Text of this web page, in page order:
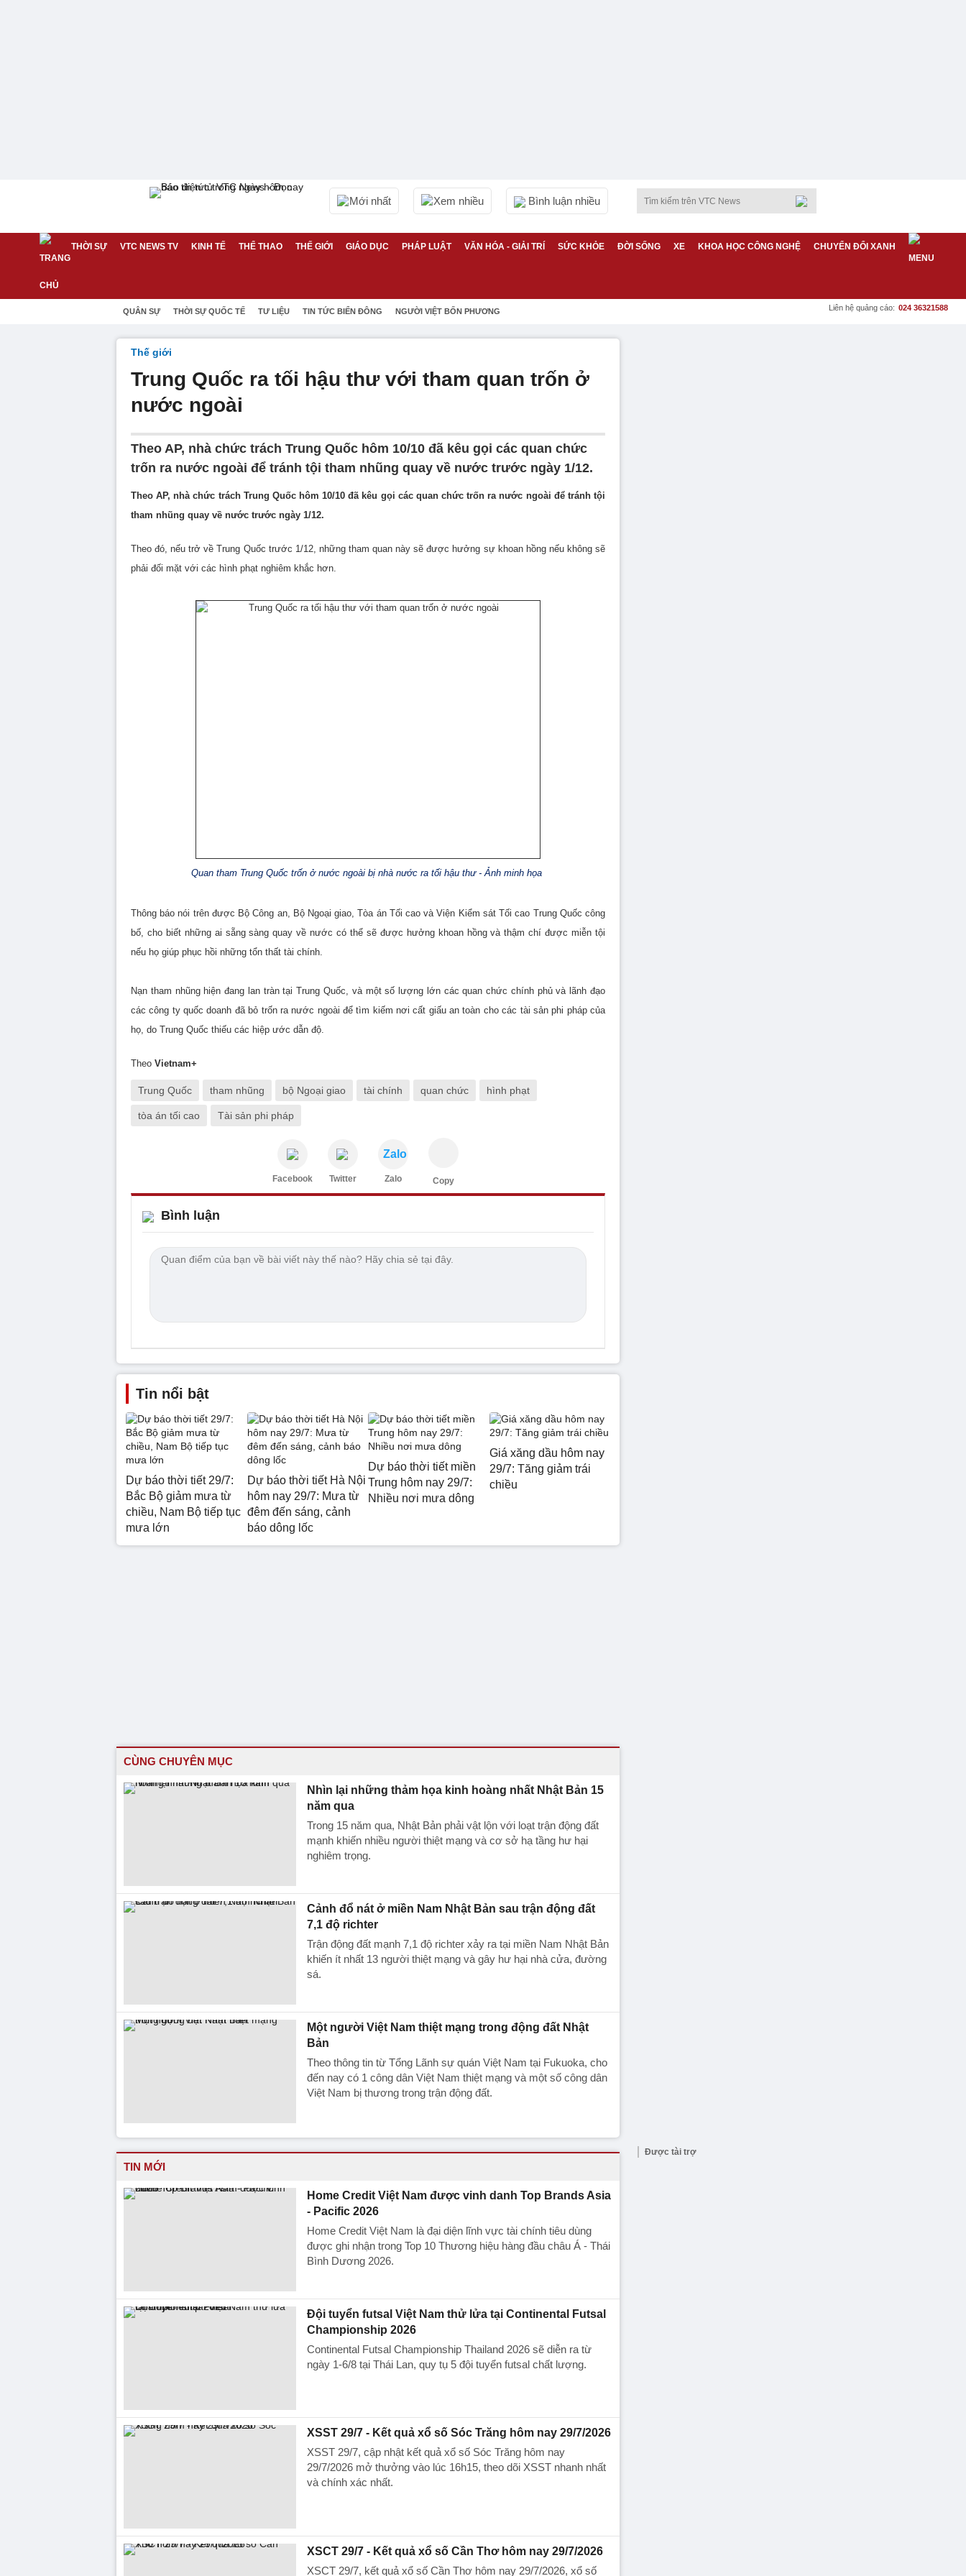
Mới nhất Xem nhiều Bình luận nhiều
THỜI SỰ VTC NEWS TV KINH TẾ THỂ THAO THẾ GIỚI GIÁO DỤC PHÁP LUẬT VĂN HÓA - GIẢI TRÍ SỨC KHỎE ĐỜI SỐNG XE KHOA HỌC CÔNG NGHỆ CHUYỂN ĐỔI XANH
QUÂN SỰ THỜI SỰ QUỐC TẾ TƯ LIỆU TIN TỨC BIỂN ĐÔNG NGƯỜI VIỆT BỐN PHƯƠNG Liên hệ quảng cáo: 024 36321588
Thế giới
Trung Quốc ra tối hậu thư với tham quan trốn ở
nước ngoài
Theo AP, nhà chức trách Trung Quốc hôm 10/10 đã kêu gọi các quan chức
trốn ra nước ngoài để tránh tội tham nhũng quay về nước trước ngày 1/12.
Theo AP, nhà chức trách Trung Quốc hôm 10/10 đã kêu gọi các quan chức trốn ra nước ngoài để tránh tội
tham nhũng quay về nước trước ngày 1/12.
Theo đó, nếu trở về Trung Quốc trước 1/12, những tham quan này sẽ được hưởng sự khoan hồng nếu không sẽ
phải đối mặt với các hình phạt nghiêm khắc hơn.
Quan tham Trung Quốc trốn ở nước ngoài bị nhà nước ra tối hậu thư - Ảnh minh họa
Thông báo nói trên được Bộ Công an, Bộ Ngoại giao, Tòa án Tối cao và Viện Kiểm sát Tối cao Trung Quốc công
bố, cho biết những ai sẵng sàng quay về nước có thể sẽ được hưởng khoan hồng và thậm chí được miễn tội
nếu họ giúp phục hồi những tổn thất tài chính.
Nạn tham nhũng hiện đang lan tràn tại Trung Quốc, và một số lượng lớn các quan chức chính phủ và lãnh đạo
các công ty quốc doanh đã bỏ trốn ra nước ngoài để tìm kiếm nơi cất giấu an toàn cho các tài sản phi pháp của
họ, do Trung Quốc thiếu các hiệp ước dẫn độ.
Theo Vietnam+
Trung Quốc tham nhũng bộ Ngoại giao tài chính quan chức hình phạt
tòa án tối cao Tài sản phi pháp
Facebook Twitter
Zalo
Zalo Copy
Bình luận
Tin nổi bật
Dự báo thời tiết 29/7:
Bắc Bộ giảm mưa từ
chiều, Nam Bộ tiếp tục
mưa lớn
Dự báo thời tiết Hà Nội
hôm nay 29/7: Mưa từ
đêm đến sáng, cảnh
báo dông lốc
Dự báo thời tiết miền
Trung hôm nay 29/7:
Nhiều nơi mưa dông
Giá xăng dầu hôm nay
29/7: Tăng giảm trái
chiều
CÙNG CHUYÊN MỤC
Nhìn lại những thảm họa kinh hoàng nhất Nhật Bản 15
năm qua
Trong 15 năm qua, Nhật Bản phải vật lộn với loạt trận động đất
mạnh khiến nhiều người thiệt mạng và cơ sở hạ tầng hư hại
nghiêm trọng.
Cảnh đổ nát ở miền Nam Nhật Bản sau trận động đất
7,1 độ richter
Trận động đất mạnh 7,1 độ richter xảy ra tại miền Nam Nhật Bản
khiến ít nhất 13 người thiệt mạng và gây hư hại nhà cửa, đường
sá.
Một người Việt Nam thiệt mạng trong động đất Nhật
Bản
Theo thông tin từ Tổng Lãnh sự quán Việt Nam tại Fukuoka, cho
đến nay có 1 công dân Việt Nam thiệt mạng và một số công dân
Việt Nam bị thương trong trận động đất.
TIN MỚI
Home Credit Việt Nam được vinh danh Top Brands Asia
- Pacific 2026
Home Credit Việt Nam là đại diện lĩnh vực tài chính tiêu dùng
được ghi nhận trong Top 10 Thương hiệu hàng đầu châu Á - Thái
Bình Dương 2026.
Đội tuyển futsal Việt Nam thử lửa tại Continental Futsal
Championship 2026
Continental Futsal Championship Thailand 2026 sẽ diễn ra từ
ngày 1-6/8 tại Thái Lan, quy tụ 5 đội tuyển futsal chất lượng.
XSST 29/7 - Kết quả xổ số Sóc Trăng hôm nay 29/7/2026
XSST 29/7, cập nhật kết quả xổ số Sóc Trăng hôm nay
29/7/2026 mở thưởng vào lúc 16h15, theo dõi XSST nhanh nhất
và chính xác nhất.
XSCT 29/7 - Kết quả xổ số Cần Thơ hôm nay 29/7/2026
XSCT 29/7, kết quả xổ số Cần Thơ hôm nay 29/7/2026, xổ số
Được tài trợ